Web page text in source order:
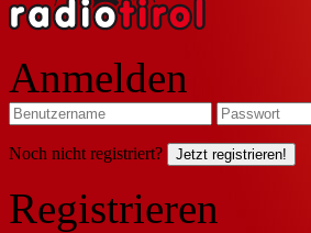
Anmelden
Noch nicht registriert? Jetzt registrieren!
Registrieren